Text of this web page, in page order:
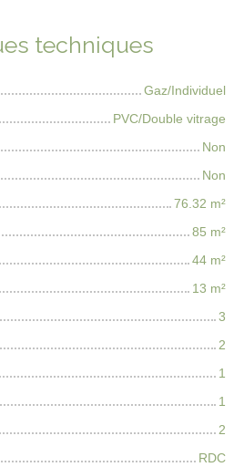
techniques
Gaz/Individuel
PVC/Double vitrage
Non
Non
76.32 m²
85 m²
44 m²
13 m²
3
2
1
1
2
RDC